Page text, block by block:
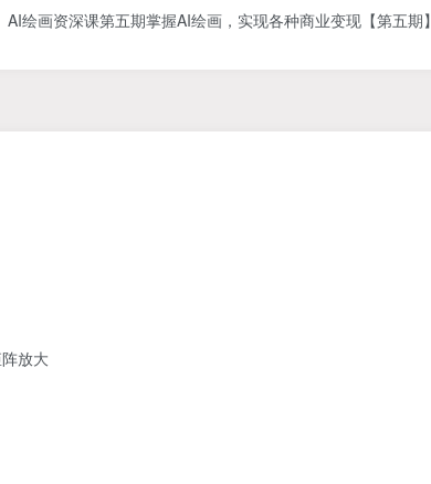
AI绘画资深课第五期掌握AI绘画，实现各种商业变现【第五期】
放大